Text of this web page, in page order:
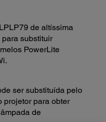
de altíssima
substituir
PowerLite
ser substituída pelo
projetor para obter
de